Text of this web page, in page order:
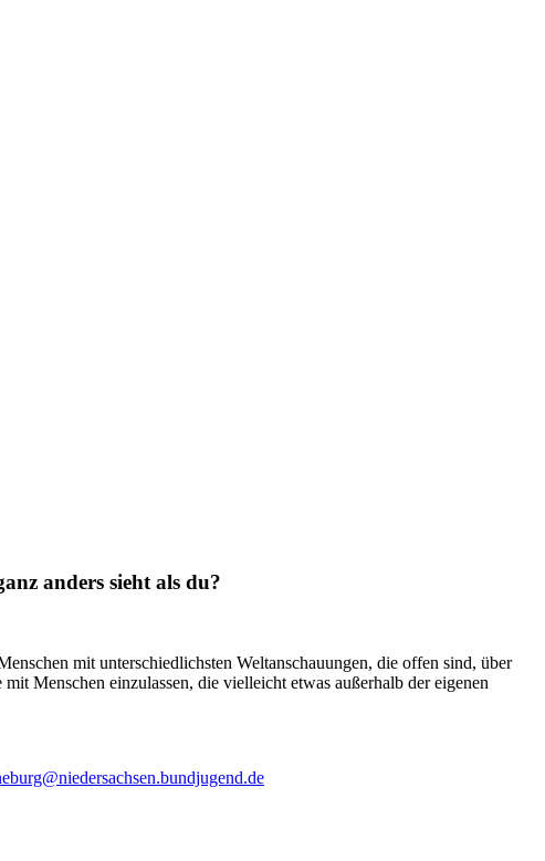
anders sieht als du?
mit unterschiedlichsten Weltanschauungen, die offen sind, über
Menschen einzulassen, die vielleicht etwas außerhalb der eigenen